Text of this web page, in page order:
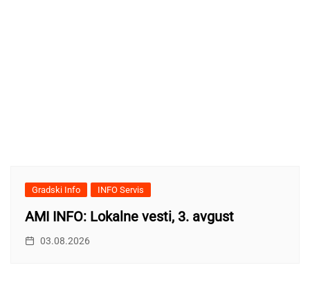
Gradski Info INFO Servis
AMI INFO: Lokalne vesti, 3. avgust
03.08.2026